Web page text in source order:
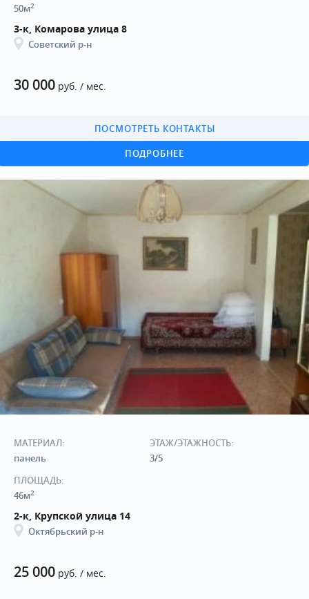
30 000 руб. / мес.
3-к, Комарова улица 8
Советский р-н
ПОДРОБНЕЕ
ПОСМОТРЕТЬ КОНТАКТЫ
50м2
25 000 руб. / мес.
2-к, Крупской улица 14
Октябрьский р-н
МАТЕРИАЛ:
панель
ЭТАЖ/ЭТАЖНОСТЬ:
3/5
ПЛОЩАДЬ:
46м2